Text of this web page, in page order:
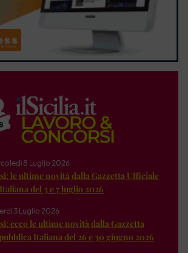
8 Luglio 2026
le ultime novità dalla Gazzetta Ufficiale
del 3 e 7 luglio 2026
3 Luglio 2026
ecco le ultime novità dalla Gazzetta
Italiana del 26 e 30 giugno 2026